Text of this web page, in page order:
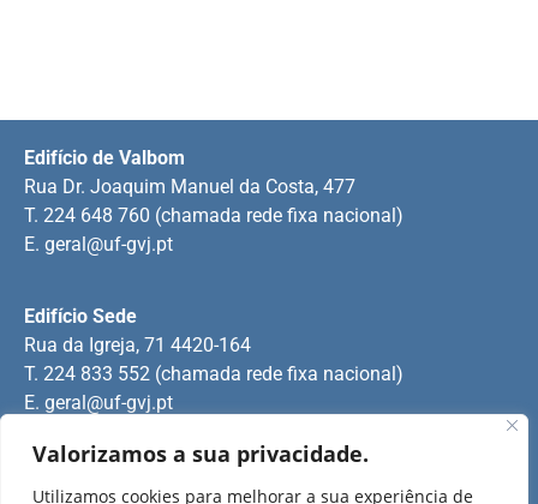
Valorizamos a sua privacidade.
Utilizamos cookies para melhorar a sua experiência de
Edifício Sede
Rua da Igreja, 71 4420-164
T. 224 833 552 (chamada rede fixa nacional)
E. geral@uf-gvj.pt
Edifício de Valbom
Rua Dr. Joaquim Manuel da Costa, 477
T. 224 648 760 (chamada rede fixa nacional)
E. geral@uf-gvj.pt